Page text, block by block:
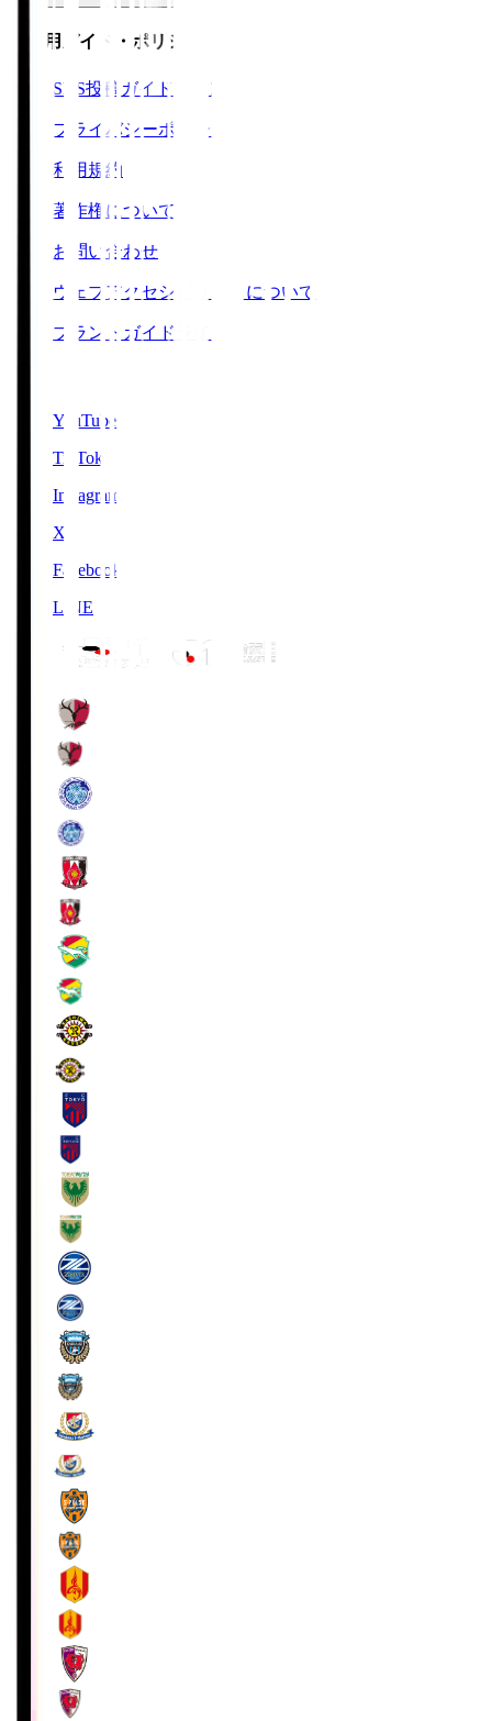
ご利用ガイド・ポリシー
SNS投稿ガイドライン
プライバシーポリシー
利用規約
著作権について
お問い合わせ
ウェブアクセシビリティについて
ブランドガイドライン
YouTube
TikTok
Instagram
X
Facebook
LINE